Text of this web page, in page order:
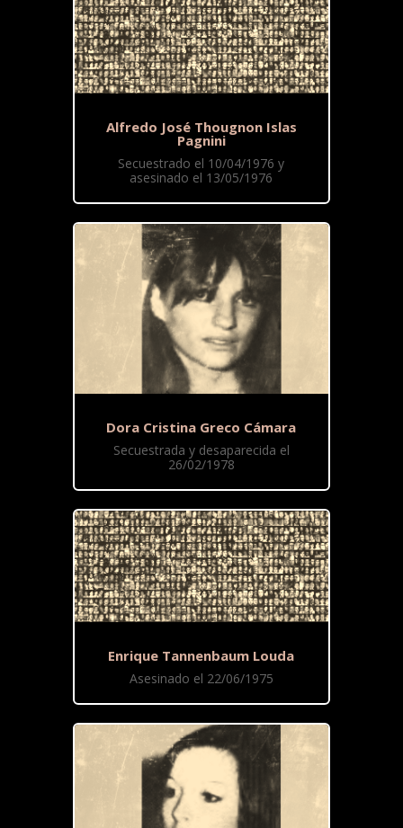
Alfredo José Thougnon Islas
Pagnini
Secuestrado el 10/04/1976 y
asesinado el 13/05/1976
Dora Cristina Greco Cámara
Secuestrada y desaparecida el
26/02/1978
Enrique Tannenbaum Louda
Asesinado el 22/06/1975